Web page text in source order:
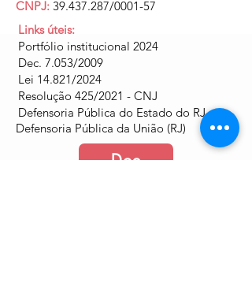
CNPJ: 39.437.287/0001-57
Links úteis:
Portfólio institucional 2024
Dec. 7.053/2009
Lei 14.821/2024
Resolução 425/2021 - CNJ
Defensoria Pública do Estado do RJ
Defensoria Pública da União (RJ)
Doe